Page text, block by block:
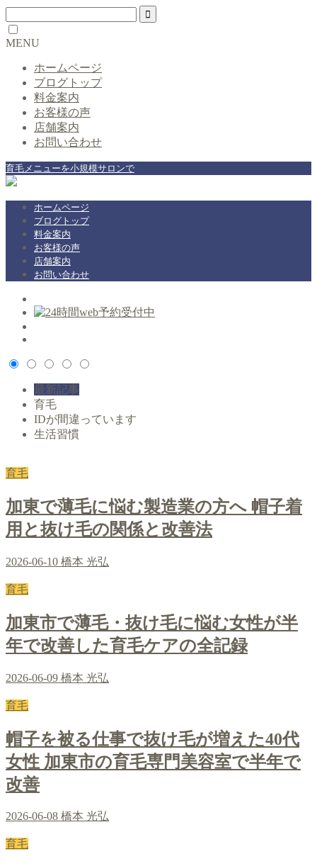
MENU
ホームページ
ブログトップ
料金案内
お客様の声
店舗案内
お問い合わせ
育毛メニューを小規模サロンで
ホームページ
ブログトップ
料金案内
お客様の声
店舗案内
お問い合わせ
最新記事
育毛
IDが間違っています
生活習慣
育毛
加東で薄毛に悩む製造業の方へ 帽子着
用と抜け毛の関係と改善法
2026-06-10 橋本 光弘
育毛
加東市で薄毛・抜け毛に悩む女性が半
年で改善した育毛ケアの全記録
2026-06-09 橋本 光弘
育毛
帽子を被る仕事で抜け毛が増えた40代
女性 加東市の育毛専門美容室で半年で
改善
2026-06-08 橋本 光弘
育毛